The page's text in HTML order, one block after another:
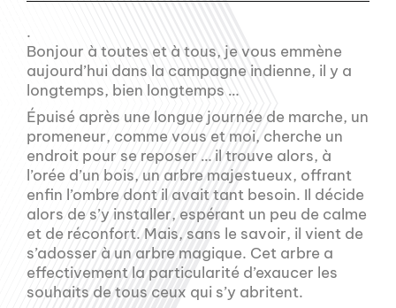
.
Bonjour à toutes et à tous, je vous emmène
aujourd’hui dans la campagne indienne, il y a
longtemps, bien longtemps …
Épuisé après une longue journée de marche, un
promeneur, comme vous et moi, cherche un
endroit pour se reposer … il trouve alors, à
l’orée d’un bois, un arbre majestueux, offrant
enfin l’ombre dont il avait tant besoin. Il décide
alors de s’y installer, espérant un peu de calme
et de réconfort. Mais, sans le savoir, il vient de
s’adosser à un arbre magique. Cet arbre a
effectivement la particularité d’exaucer les
souhaits de tous ceux qui s’y abritent.